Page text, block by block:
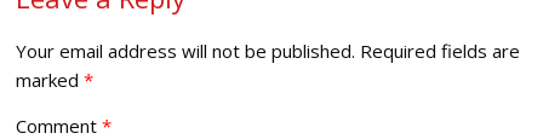
Your email address will not be published. Required fields are
marked*
Comment*